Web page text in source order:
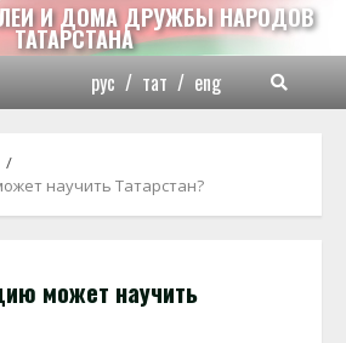
И ДОМА ДРУЖБЫ НАРОДОВ
ТАТАРСТАНА
рус / тат / eng
научить Татарстан?
может научить